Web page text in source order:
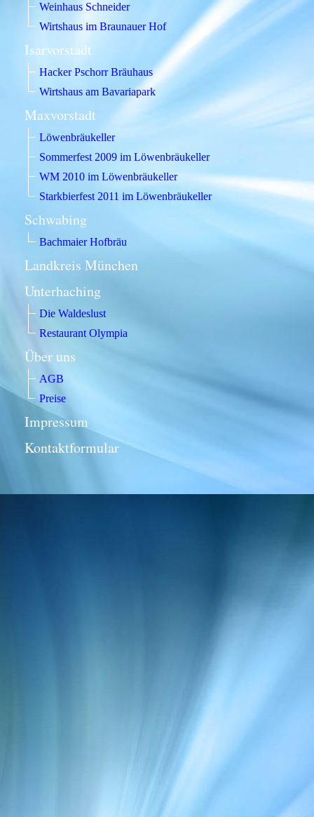
Weinhaus Schneider
Wirtshaus im Braunauer Hof
Isarvorstadt
Hacker Pschorr Bräuhaus
Wirtshaus am Bavariapark
Maxvorstadt
Löwenbräukeller
Sommerfest 2009 im Löwenbräukeller
WM 2010 im Löwenbräukeller
Starkbierfest 2011 im Löwenbräukeller
Schwabing
Bachmaier Hofbräu
Landkreis München
Unterhaching
Die Waldeslust
Restaurant Olympia
Über uns
AGB
Preise
Impressum
Kontaktformular